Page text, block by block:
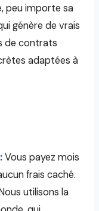
peu importe sa
génère de vrais
de contrats
adaptées à
Vous payez mois
frais caché.
utilisons la